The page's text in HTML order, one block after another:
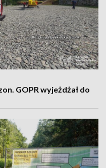
GOPR wyjeżdżał do